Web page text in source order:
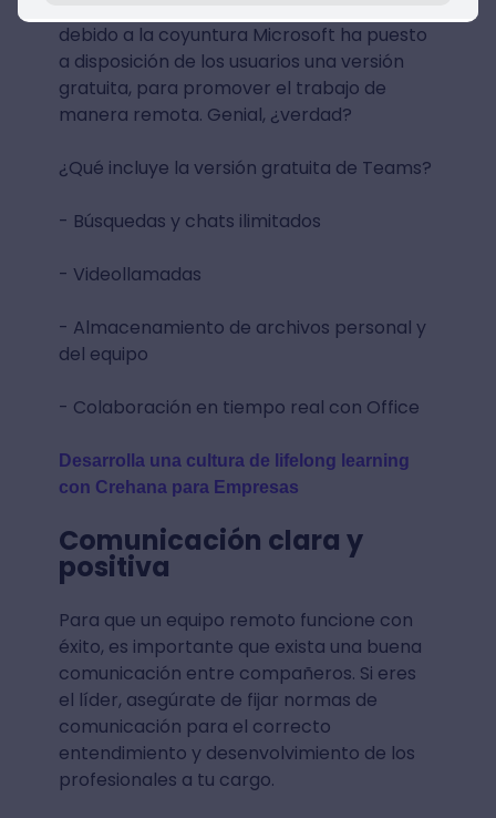
debido a la coyuntura Microsoft ha puesto
a disposición de los usuarios una versión
gratuita, para promover el trabajo de
manera remota. Genial, ¿verdad?
¿Qué incluye la versión gratuita de Teams?
- Búsquedas y chats ilimitados
- Videollamadas
- Almacenamiento de archivos personal y
del equipo
- Colaboración en tiempo real con Office
Desarrolla una cultura de lifelong learning
con Crehana para Empresas
Comunicación clara y
positiva
Para que un equipo remoto funcione con
éxito, es importante que exista una buena
comunicación entre compañeros. Si eres
el líder, asegúrate de fijar normas de
comunicación para el correcto
entendimiento y desenvolvimiento de los
profesionales a tu cargo.